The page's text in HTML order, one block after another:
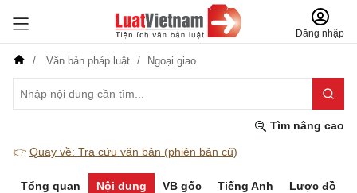
Đăng nhập
Văn bản pháp luật Ngoại giao
Tìm nâng cao
👉 Quay về: Tra cứu văn bản (phiên bản cũ)
Tổng quan Nội dung VB gốc Tiếng Anh Lược đồ